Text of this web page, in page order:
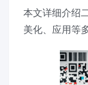
本文详细介绍
美化、应用等